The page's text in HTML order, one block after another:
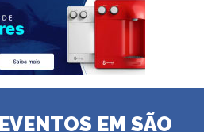
EM SÃO